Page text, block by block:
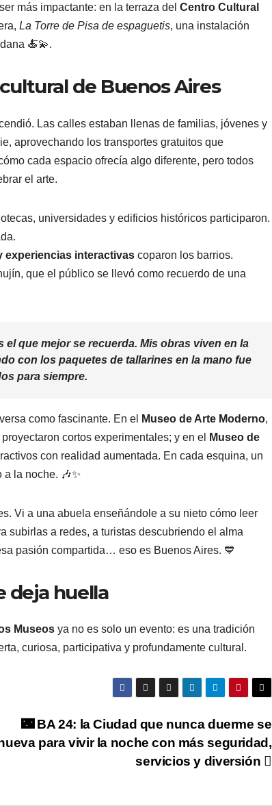
más impactante: en la terraza del Centro Cultural
La Torre de Pisa de espaguetis, una instalación
🍝💫.
de Buenos Aires
Las calles estaban llenas de familias, jóvenes y
aprovechando los transportes gratuitos que
cada espacio ofrecía algo diferente, pero todos
el arte.
universidades y edificios históricos participaron.
experiencias interactivas coparon los barrios.
que el público se llevó como recuerdo de una
que mejor se recuerda. Mis obras viven en la
con los paquetes de tallarines en la mano fue
para siempre.
como fascinante. En el Museo de Arte Moderno,
proyectaron cortos experimentales; y en el
Museo de
con realidad aumentada. En cada esquina, un
la noche. 🎶✨
Vi a una abuela enseñándole a su nieto cómo leer
subirlas a redes, a turistas descubriendo el alma
pasión compartida… eso es Buenos Aires. 💙
deja huella
Museos ya no es solo un evento: es una tradición
curiosa, participativa y profundamente cultural.
🌃 BA 24: la Ciudad que nunca duerme se
para vivir la noche con más seguridad,
servicios y diversión